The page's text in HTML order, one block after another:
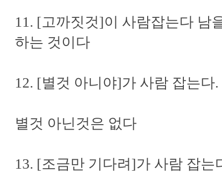
11. [고까짓것]이 사람잡는다 남
하는 것이다
12. [별것 아니야]가 사람 잡는다
별것 아닌것은 없다
13. [조금만 기다려]가 사람 잡